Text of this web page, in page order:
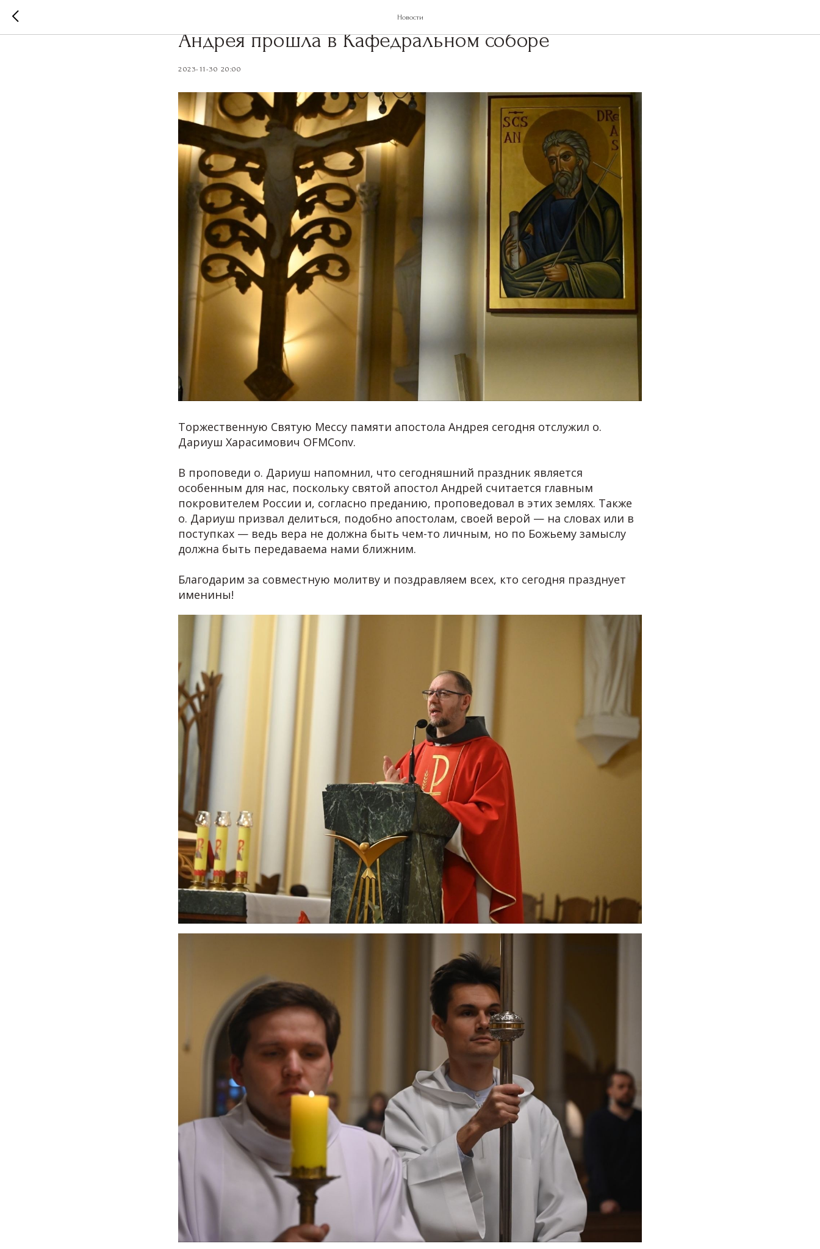
Новости
Торжественная Святая Месса памяти апостола
Андрея прошла в Кафедральном соборе
2023-11-30 20:00
Торжественную Святую Мессу памяти апостола Андрея сегодня отслужил о.
Дариуш Харасимович OFMConv.
В проповеди о. Дариуш напомнил, что сегодняшний праздник является
особенным для нас, поскольку святой апостол Андрей считается главным
покровителем России и, согласно преданию, проповедовал в этих землях. Также
о. Дариуш призвал делиться, подобно апостолам, своей верой — на словах или в
поступках — ведь вера не должна быть чем-то личным, но по Божьему замыслу
должна быть передаваема нами ближним.
Благодарим за совместную молитву и поздравляем всех, кто сегодня празднует
именины!